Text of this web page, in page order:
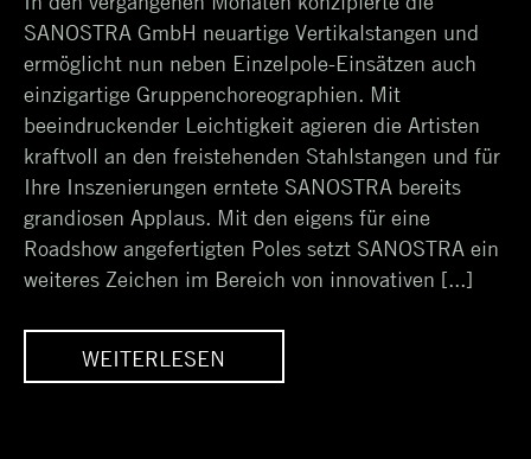
SANOSTRA GmbH neuartige Vertikalstangen und
ermöglicht nun neben Einzelpole-Einsätzen auch
einzigartige Gruppenchoreographien. Mit
beeindruckender Leichtigkeit agieren die Artisten
kraftvoll an den freistehenden Stahlstangen und für
Ihre Inszenierungen erntete SANOSTRA bereits
grandiosen Applaus. Mit den eigens für eine
Roadshow angefertigten Poles setzt SANOSTRA ein
weiteres Zeichen im Bereich von innovativen [...]
WEITERLESEN